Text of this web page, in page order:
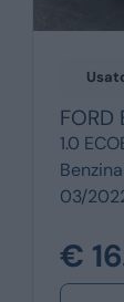
FORD
1.0
03/
€